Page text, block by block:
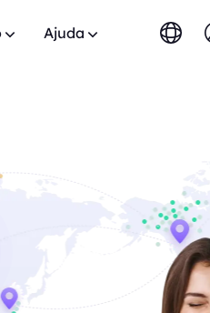
real do
e áudio do
Yandex
Youtube
Amazon
Facebook
Instagram
1K resultados
1K resultados
COMEÇANDO EM
seus negócios e
Teste Gratuito
para boas cooperações
Ajuda
respostas instantâneas.
guias passo a passo para configurar e
proxy.
controle total e automação para seus